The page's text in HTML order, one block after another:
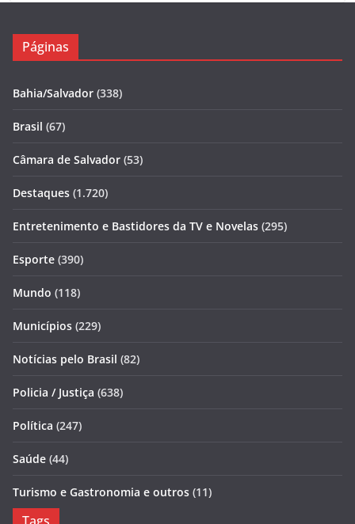
Páginas
Bahia/Salvador (338)
Brasil (67)
Câmara de Salvador (53)
Destaques (1.720)
Entretenimento e Bastidores da TV e Novelas (295)
Esporte (390)
Mundo (118)
Municípios (229)
Notícias pelo Brasil (82)
Policia / Justiça (638)
Política (247)
Saúde (44)
Turismo e Gastronomia e outros (11)